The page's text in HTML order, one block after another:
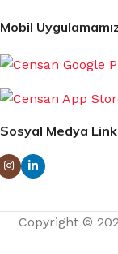
Mobil
Sosyal Medya
Copyright ©